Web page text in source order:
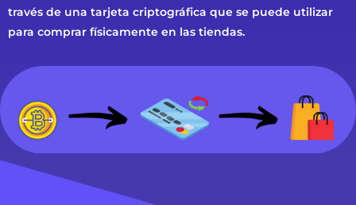
través de una tarjeta criptográfica que se puede utilizar
para comprar físicamente en las tiendas.